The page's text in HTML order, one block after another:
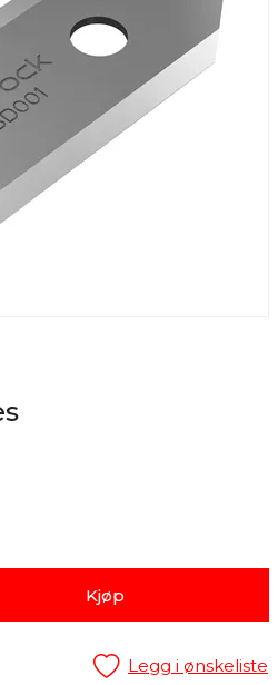
Kjøp
Legg i ønskeliste